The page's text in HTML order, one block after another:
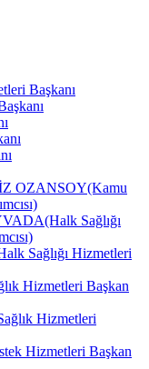
Başkanı
OZANSOY(Kamu
Sağlığı
Sağlığı Hizmetleri
Hizmetleri Başkan
Hizmetleri
Hizmetleri Başkan